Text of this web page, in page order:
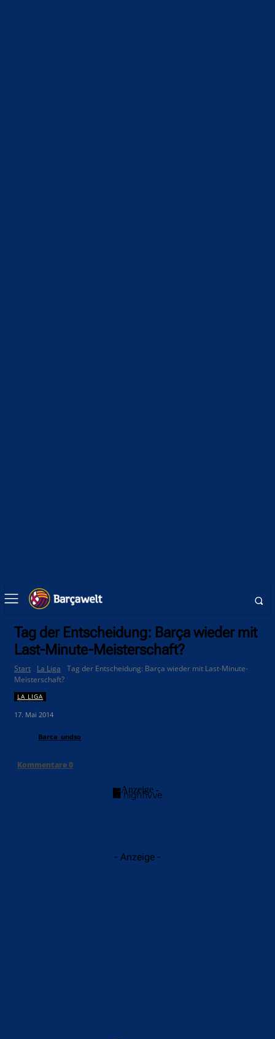
Tag der Entscheidung: Barça wieder mit
Last-Minute-Meisterschaft?
Start La Liga
Tag der Entscheidung: Barça wieder mit Last-Minute-
Meisterschaft?
LA LIGA
17. Mai 2014
Barca_undso
Kommentare0
- Anzeige -
- Anzeige -